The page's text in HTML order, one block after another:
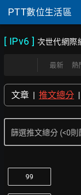
PTT數位生活區
[ IPv6 ] 次世代網際
最新 熱
文章 | 推文總分 |
篩選推文總分 (<0
99